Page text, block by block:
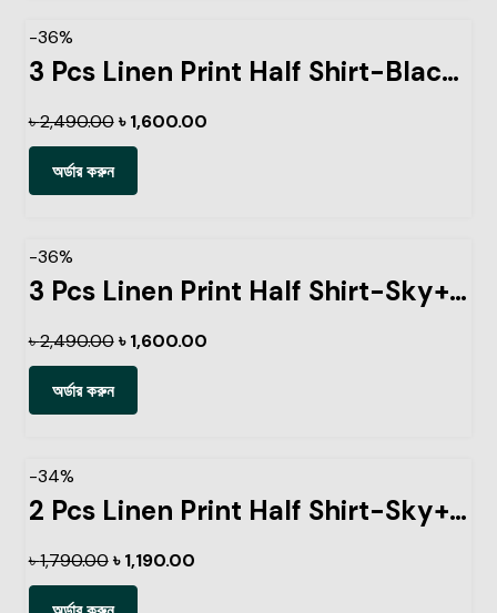
-36%
3 Pcs Linen Print Half Shirt-Black+Sky+Kathal
৳2,490.00 ৳1,600.00
অর্ডার করুন
-36%
3 Pcs Linen Print Half Shirt-Sky+Pest+Ash
৳2,490.00 ৳1,600.00
অর্ডার করুন
-34%
2 Pcs Linen Print Half Shirt-Sky+Pest
৳1,790.00 ৳1,190.00